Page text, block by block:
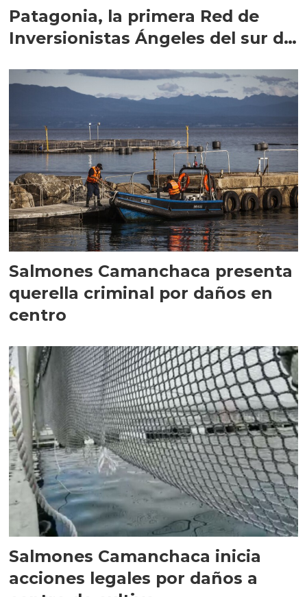
Patagonia, la primera Red de
Inversionistas Ángeles del sur de
Salmones Camanchaca presenta
querella criminal por daños en
centro
Salmones Camanchaca inicia
acciones legales por daños a